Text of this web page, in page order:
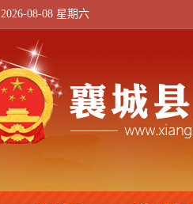
2026-08-08 星期六